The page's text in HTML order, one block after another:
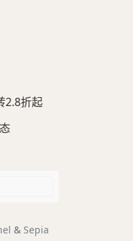
2.8折起
& Sepia